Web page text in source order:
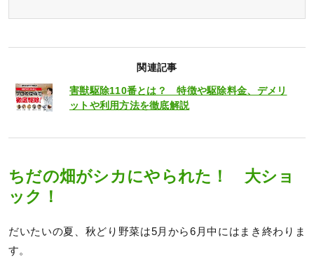
関連記事
害獣駆除110番とは？ 特徴や駆除料金、デメリ
ットや利用方法を徹底解説
ちだの畑がシカにやられた！ 大ショ
ック！
だいたいの夏、秋どり野菜は5月から6月中にはまき終わりま
す。